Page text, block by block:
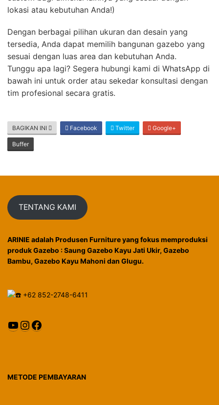
lokasi atau kebutuhan Anda!)
Dengan berbagai pilihan ukuran dan desain yang
tersedia, Anda dapat memilih bangunan gazebo yang
sesuai dengan luas area dan kebutuhan Anda.
Tunggu apa lagi? Segera hubungi kami di WhatsApp di
bawah ini untuk order atau sekedar konsultasi dengan
tim profesional secara gratis.
BAGIKAN INI Facebook Twitter Google+
Buffer
TENTANG KAMI
ARINIE adalah Produsen Furniture yang fokus memproduksi
produk Gazebo : Saung Gazebo Kayu Jati Ukir, Gazebo
Bambu, Gazebo Kayu Mahoni dan Glugu.
+62 852-2748-6411
YouTube
Instagram
Facebook
METODE PEMBAYARAN